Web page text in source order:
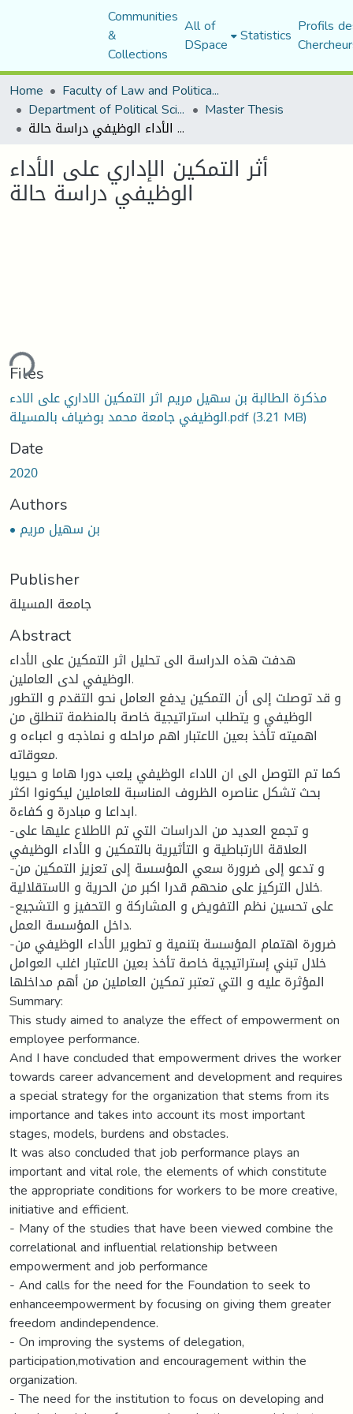
Communities
&
Collections
All of
DSpace Statistics Profils
Home
Faculty of Law and Political Science
Department of Political Sciences Master Thesis
أثر التمكين الإداري على الأداء الوظيفي دراسة حالة
أثر التمكين الإداري على الأداء
الوظيفي دراسة حالة
Files
مذكرة الطالبة بن سهيل مريم اثر التمكين الاداري على الادء
الوظيفي جامعة محمد بوضياف بالمسيلة.pdf(3.21 MB)
Date
2020
Authors
• بن سهيل مريم
Publisher
جامعة المسيلة
Abstract
هدفت هذه الدراسة الى تحليل اثر التمكين على الأداء
الوظيفي لدى العاملين.
و قد توصلت إلى أن التمكين يدفع العامل نحو التقدم و التطور
الوظيفي و يتطلب استراتيجية خاصة بالمنظمة تنطلق من
اهميته تأخذ بعين الاعتبار اهم مراحله و نماذجه و اعباءه و
معوقاته.
كما تم التوصل الى ان الاداء الوظيفي يلعب دورا هاما و حيويا
بحث تشكل عناصره الظروف المناسبة للعاملين ليكونوا اكثر
ابداعا و مبادرة و كفاءة.
-و تجمع العديد من الدراسات التي تم الاطلاع عليها على
العلاقة الارتباطية و التأثيرية بالتمكين و الأداء الوظيفي
-و تدعو إلى ضرورة سعي المؤسسة إلى تعزيز التمكين من
خلال التركيز على منحهم قدرا اكبر من الحرية و الاستقلالية.
-على تحسين نظم التفويض و المشاركة و التحفيز و التشجيع
داخل المؤسسة العمل.
-ضرورة اهتمام المؤسسة بتنمية و تطوير الأداء الوظيفي من
خلال تبني إستراتيجية خاصة تأخذ بعين الاعتبار اغلب العوامل
المؤثرة عليه و التي تعتبر تمكين العاملين من أهم مداخلها
Summary:
This study aimed to analyze the effect of empowerment on
employee performance.
And I have concluded that empowerment drives the worker
towards career advancement and development and requires
a special strategy for the organization that stems from its
importance and takes into account its most important
stages, models, burdens and obstacles.
It was also concluded that job performance plays an
important and vital role, the elements of which constitute
the appropriate conditions for workers to be more creative,
initiative and efficient.
- Many of the studies that have been viewed combine the
correlational and influential relationship between
empowerment and job performance
- And calls for the need for the Foundation to seek to
enhanceempowerment by focusing on giving them greater
freedom andindependence.
- On improving the systems of delegation,
participation,motivation and encouragement within the
organization.
- The need for the institution to focus on developing and